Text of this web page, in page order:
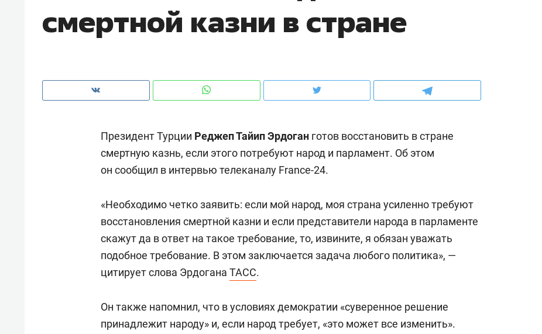
смертной казни в стране
Президент Турции Реджеп Тайип Эрдоган готов восстановить в стране
смертную казнь, если этого потребуют народ и парламент. Об этом
он сообщил в интервью телеканалу France-24.
«Необходимо четко заявить: если мой народ, моя страна усиленно требуют
восстановления смертной казни и если представители народа в парламенте
скажут да в ответ на такое требование, то, извините, я обязан уважать
подобное требование. В этом заключается задача любого политика», —
цитирует слова Эрдогана ТАСС.
Он также напомнил, что в условиях демократии «суверенное решение
принадлежит народу» и, если народ требует, «это может все изменить».
рынки, почему надо знать аксакалов и
чем интересен Оман?
клиентах и чудных запросах мастеров
создают оазис жилого
комфорта под Казанью
150 камер до квартиры и Face
ID вместо ключа: какой будет
безопасность в ЖК «Нова»
Рекомендуем
Опыт выживания в дикой
природе, работа
с ментальным и физическим